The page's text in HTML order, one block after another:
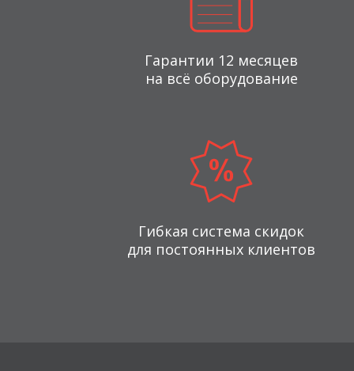
Гарантии 12 месяцев
на всё оборудование
Гибкая система скидок
для постоянных клиентов